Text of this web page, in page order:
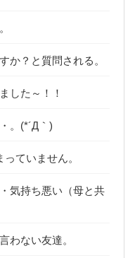
か？と質問される。
した～！！
。(*´Д｀)
ていません。
気持ち悪い（母と共
わない友達。